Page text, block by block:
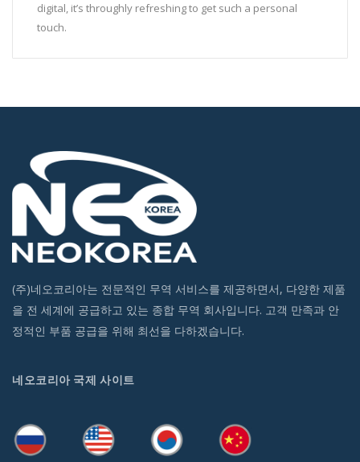
digital, it’s throughly refreshing to get such a personal
touch.
(주)네오코리아는 전문적인 무역 서비스를 제공하면서, 다양한 제품
을 전 세계에 공급하고 있는 종합 무역 회사입니다. 고객 만족과 안
정적인 부품 공급을 위해 최선을 다하겠습니다.
네오코리아 국제 사이트